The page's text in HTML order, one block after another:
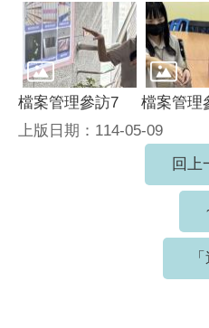
檔案管理參訪7
檔案管理
上版日期：114-05-09
回上